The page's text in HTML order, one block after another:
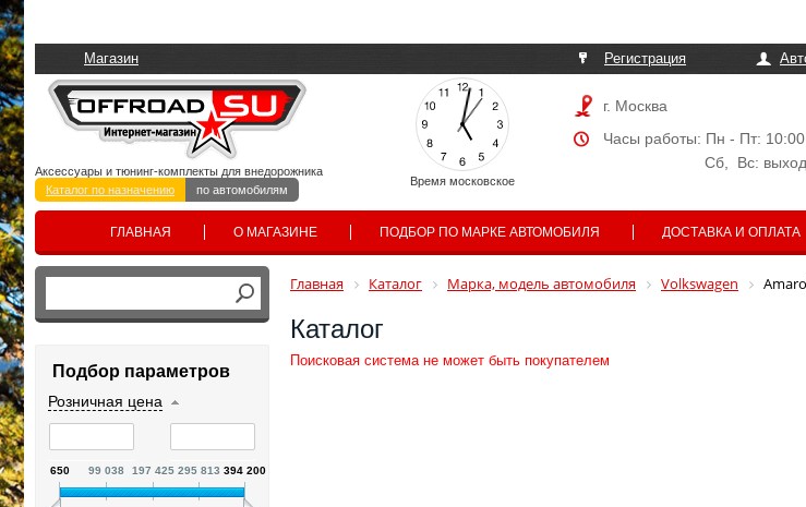
Магазин Регистрация
Время московское
Аксессуары и тюнинг-комплекты для внедорожника
Каталог по назначению
по автомобилям
г. Москва
Часы работы: Пн - Пт:
Сб, Вс:
ГЛАВНАЯ О МАГАЗИНЕ ПОДБОР ПО МАРКЕ АВТОМОБИЛЯ ДОСТАВКА И ОПЛАТА
Подбор параметров
Розничная цена
650 99 038 197 425 295 813 394 200
Главная Каталог Марка, модель автомобиля Volkswagen
Каталог
Поисковая система не может быть покупателем